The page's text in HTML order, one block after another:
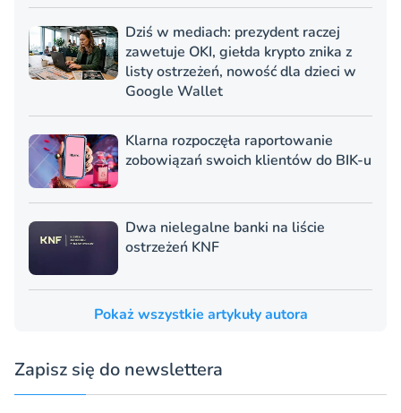
Dziś w mediach: prezydent raczej
zawetuje OKI, giełda krypto znika z
listy ostrzeżeń, nowość dla dzieci w
Google Wallet
Klarna rozpoczęła raportowanie
zobowiązań swoich klientów do BIK-u
Dwa nielegalne banki na liście
ostrzeżeń KNF
Pokaż wszystkie artykuły autora
Zapisz się do newslettera